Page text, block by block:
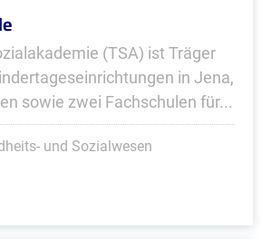
(TSA) ist Träger
in Jena,
sowie zwei Fachschulen für...
und Sozialwesen